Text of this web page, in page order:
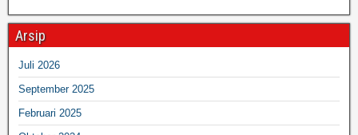
Arsip
Juli 2026
September 2025
Februari 2025